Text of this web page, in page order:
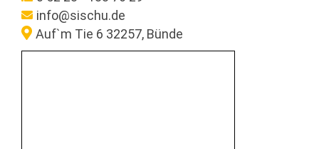
info@sischu.de
Auf`m Tie 6 32257, Bünde